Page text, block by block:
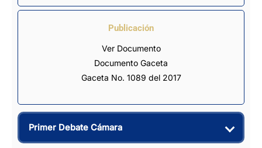
Publicación
Ver Documento
Documento Gaceta
Gaceta No. 1089 del 2017
Primer Debate Cámara